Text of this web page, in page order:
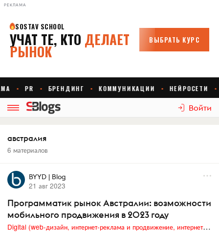
РЕКЛАМА
Войти
австралия
6 материалов
BYYD | Blog
21 авг 2023
Программатик рынок Австралии: возможности
мобильного продвижения в 2023 году
Digital (web-дизайн, интернет-реклама и продвижение, интернет-сообщества и блоги, интернет-коммуникации, мобильный маркетинг, реклама на цифровых экранах)